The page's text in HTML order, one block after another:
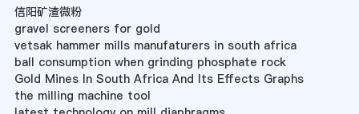
信阳矿渣微粉
gravel screeners for gold
vetsak hammer mills manufaturers in south africa
ball consumption when grinding phosphate rock
Gold Mines In South Africa And Its Effects Graphs
the milling machine tool